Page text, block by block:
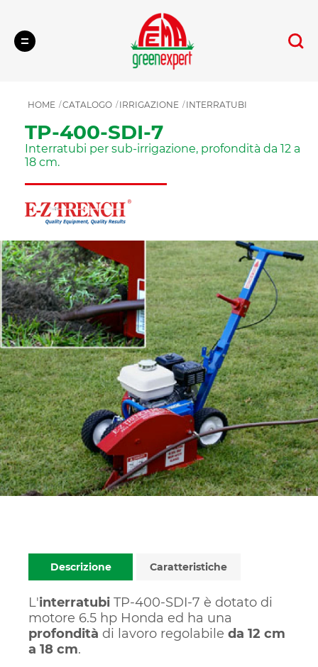
Cerca
HOME CATALOGO IRRIGAZIONE INTERRATUBI
TP-400-SDI-7
Interratubi per sub-irrigazione, profondità da 12 a
18 cm.
Descrizione Caratteristiche
L'interratubi TP-400-SDI-7 è dotato di
motore 6.5 hp Honda ed ha una
profondità di lavoro regolabile da 12 cm
a 18 cm.